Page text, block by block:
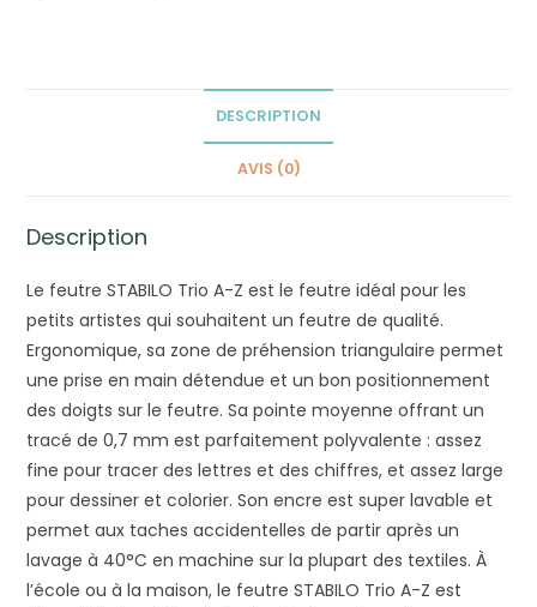
DESCRIPTION
AVIS (0)
Description
Le feutre STABILO Trio A-Z est le feutre idéal pour les
petits artistes qui souhaitent un feutre de qualité.
Ergonomique, sa zone de préhension triangulaire permet
une prise en main détendue et un bon positionnement
des doigts sur le feutre. Sa pointe moyenne offrant un
tracé de 0,7 mm est parfaitement polyvalente : assez
fine pour tracer des lettres et des chiffres, et assez large
pour dessiner et colorier. Son encre est super lavable et
permet aux taches accidentelles de partir après un
lavage à 40°C en machine sur la plupart des textiles. À
l’école ou à la maison, le feutre STABILO Trio A-Z est